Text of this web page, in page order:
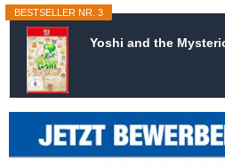
BESTSELLER NR. 3
Yoshi and the